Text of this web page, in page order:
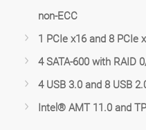
non-ECC
1 PCIe x16 and 8 PCIe
4 SATA-600 with RAID
4 USB 3.0 and 8 USB
Intel® AMT 11.0 and